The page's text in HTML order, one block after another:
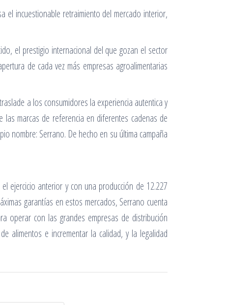
el incuestionable retraimiento del mercado in­terior,
el prestigio internacional del que gozan el sector
de cada vez más empresas agroalimentarias
a los consumidores la experiencia autentica y
marcas de referencia en diferentes cadenas de
nombre: Serrano. De hecho en su última campaña
ejercicio anterior y con una producción de 12.227
garantías en estos mercados, Serrano cuenta
operar con las grandes empresas de distribución
alimentos e incrementar la calidad, y la legalidad